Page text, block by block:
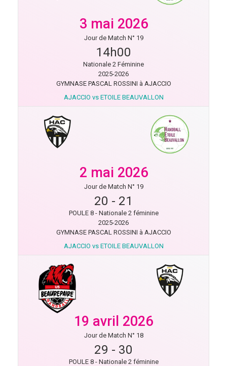
3 mai 2026
Jour de Match N° 19
14h00
Nationale 2 Féminine
2025-2026
GYMNASE PASCAL ROSSINI à AJACCIO
AJACCIO vs ETOILE BEAUVALLON
2 mai 2026
Jour de Match N° 19
20 - 21
POULE 8 - Nationale 2 féminine
2025-2026
GYMNASE PASCAL ROSSINI à AJACCIO
AJACCIO vs ETOILE BEAUVALLON
19 avril 2026
Jour de Match N° 18
29 - 30
POULE 8 - Nationale 2 féminine